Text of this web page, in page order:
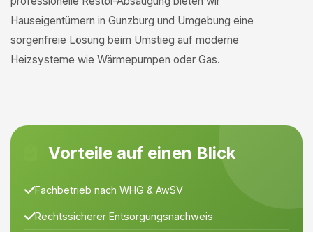
Hauseigentümern in Gunzburg und Umgebung eine
sorgenfreie Lösung beim Umstieg auf moderne
Heizsysteme wie Wärmepumpen oder Gas.
Vorteile auf einen Blick
Fachbetrieb nach WHG & AwSV
Rechtssicherer Entsorgungsnachweis